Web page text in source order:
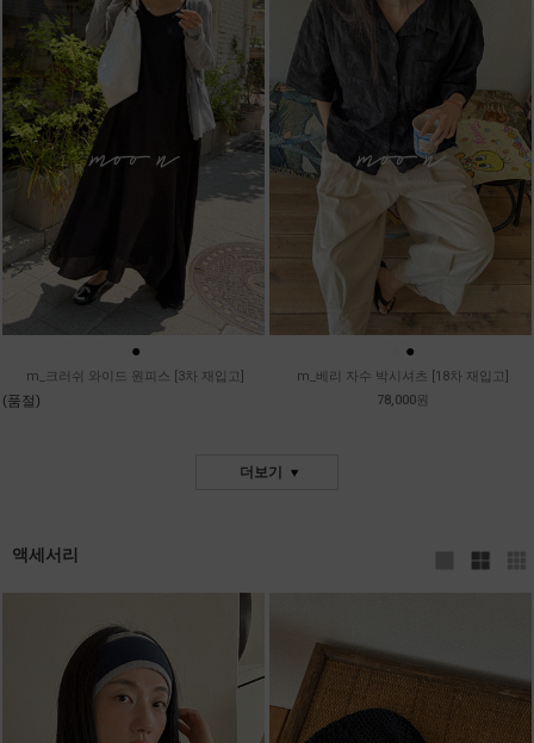
●
m_크러쉬 와이드 원피스 [3차 재입고]
(품절)
●
m_베리 자수 박시셔츠 [18차 재입고]
78,000원
더보기
액세서리